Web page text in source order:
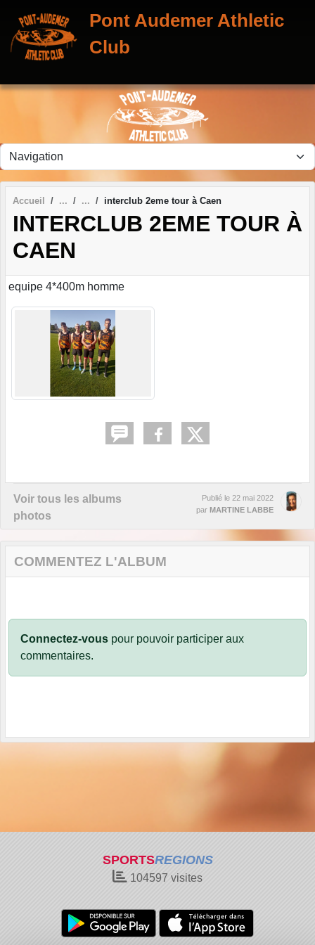
Pont Audemer Athletic
Club
Accueil interclub 2eme tour à Caen
INTERCLUB 2EME TOUR À
CAEN
equipe 4*400m homme
Voir tous les albums
photos
Publié le 22 mai 2022
par MARTINE LABBE
COMMENTEZ L'ALBUM
Connectez-vous pour pouvoir participer aux
commentaires.
SPORTSREGIONS
104597 visites